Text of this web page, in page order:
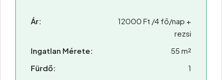
Ár:
12000 Ft /4 fő/nap +
rezsi
Ingatlan Mérete:
55 m²
Fürdő:
1